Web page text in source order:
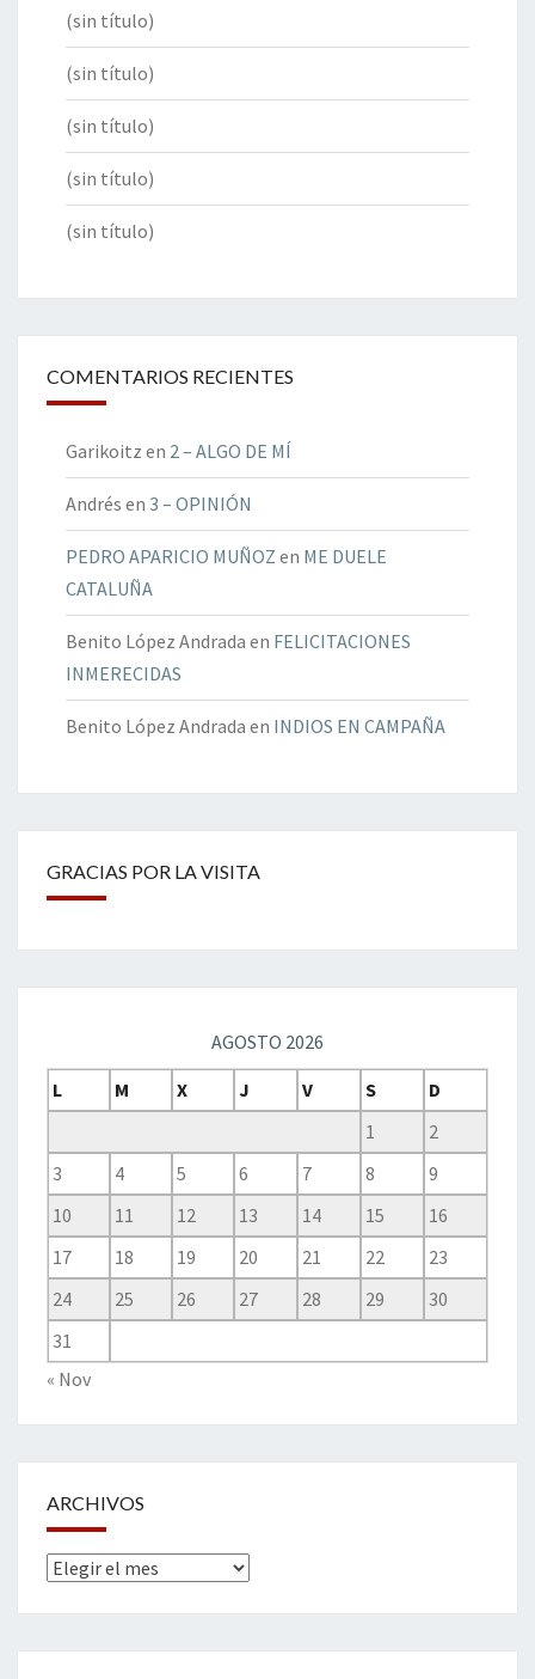
(sin título)
(sin título)
(sin título)
(sin título)
(sin título)
COMENTARIOS RECIENTES
Garikoitz en 2 – ALGO DE MÍ
Andrés en 3 – OPINIÓN
PEDRO APARICIO MUÑOZ en ME DUELE
CATALUÑA
Benito López Andrada en FELICITACIONES
INMERECIDAS
Benito López Andrada en INDIOS EN CAMPAÑA
GRACIAS POR LA VISITA
AGOSTO 2026
L
M X J V S
D
1
2
3
4 5 6 7 8
9
10
11 12 13 14 15
16
17
18 19 20 21 22
23
24
25 26 27 28 29
30
31
« Nov
ARCHIVOS
Archivos